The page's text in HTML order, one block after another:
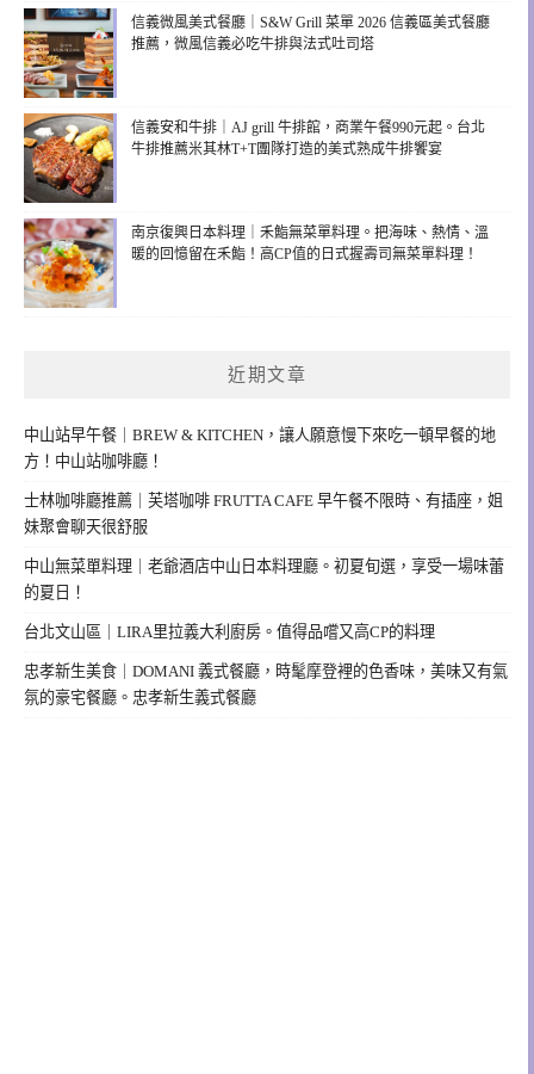
信義微風美式餐廳｜S&W Grill 菜單 2026 信義區美式餐廳
推薦，微風信義必吃牛排與法式吐司塔
信義安和牛排｜AJ grill 牛排館，商業午餐990元起。台北
牛排推薦米其林T+T團隊打造的美式熟成牛排饗宴
南京復興日本料理｜禾鮨無菜單料理。把海味、熱情、溫
暖的回憶留在禾鮨！高CP值的日式握壽司無菜單料理！
近期文章
中山站早午餐｜BREW & KITCHEN，讓人願意慢下來吃一頓早餐的地
方！中山站咖啡廳！
士林咖啡廳推薦｜芙塔咖啡 FRUTTA CAFE 早午餐不限時、有插座，姐
妹聚會聊天很舒服
中山無菜單料理｜老爺酒店中山日本料理廳。初夏旬選，享受一場味蕾
的夏日！
台北文山區｜LIRA里拉義大利廚房。值得品嚐又高CP的料理
忠孝新生美食｜DOMANI 義式餐廳，時髦摩登裡的色香味，美味又有氣
氛的豪宅餐廳。忠孝新生義式餐廳